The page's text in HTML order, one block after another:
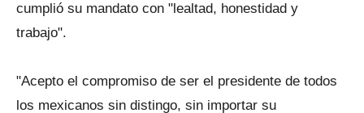
cumplió su mandato con "lealtad, honestidad y
trabajo".
"Acepto el compromiso de ser el presidente de todos
los mexicanos sin distingo, sin importar su